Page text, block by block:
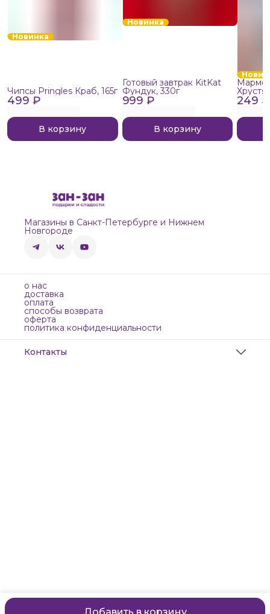
Новинка
499 ₽
Чипсы Pringles Краб, 165г
В корзину
Новинка
999 ₽
Готовый завтрак KitKat
Фундук, 330г
В корзину
249 ₽
Магазины в Санкт-Петербурге и Нижнем
Новгороде
о нас
доставка
оплата
способы возврата
оферта
политика конфиденциальности
Контакты